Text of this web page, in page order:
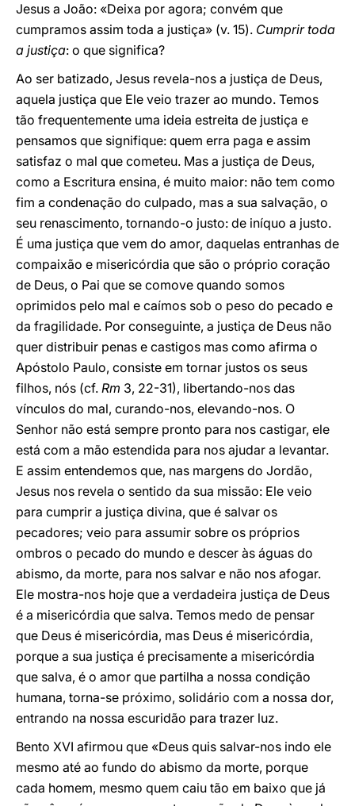
Jesus a João: «Deixa por agora; convém que
cumpramos assim toda a justiça» (v. 15). Cumprir toda
a justiça: o que significa?
Ao ser batizado, Jesus revela-nos a justiça de Deus,
aquela justiça que Ele veio trazer ao mundo. Temos
tão frequentemente uma ideia estreita de justiça e
pensamos que signifique: quem erra paga e assim
satisfaz o mal que cometeu. Mas a justiça de Deus,
como a Escritura ensina, é muito maior: não tem como
fim a condenação do culpado, mas a sua salvação, o
seu renascimento, tornando-o justo: de iníquo a justo.
É uma justiça que vem do amor, daquelas entranhas de
compaixão e misericórdia que são o próprio coração
de Deus, o Pai que se comove quando somos
oprimidos pelo mal e caímos sob o peso do pecado e
da fragilidade. Por conseguinte, a justiça de Deus não
quer distribuir penas e castigos mas como afirma o
Apóstolo Paulo, consiste em tornar justos os seus
filhos, nós (cf. Rm 3, 22-31), libertando-nos das
vínculos do mal, curando-nos, elevando-nos. O
Senhor não está sempre pronto para nos castigar, ele
está com a mão estendida para nos ajudar a levantar.
E assim entendemos que, nas margens do Jordão,
Jesus nos revela o sentido da sua missão: Ele veio
para cumprir a justiça divina, que é salvar os
pecadores; veio para assumir sobre os próprios
ombros o pecado do mundo e descer às águas do
abismo, da morte, para nos salvar e não nos afogar.
Ele mostra-nos hoje que a verdadeira justiça de Deus
é a misericórdia que salva. Temos medo de pensar
que Deus é misericórdia, mas Deus é misericórdia,
porque a sua justiça é precisamente a misericórdia
que salva, é o amor que partilha a nossa condição
humana, torna-se próximo, solidário com a nossa dor,
entrando na nossa escuridão para trazer luz.
Bento XVI afirmou que «Deus quis salvar-nos indo ele
mesmo até ao fundo do abismo da morte, porque
cada homem, mesmo quem caiu tão em baixo que já